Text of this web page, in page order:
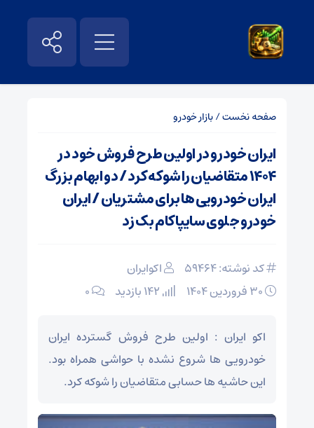
صفحه نخست/بازار خودرو
ایران خودرو در اولین طرح فروش خود در
۱۴۰۴ متقاضیان را شوکه کرد / دو ابهام بزرگ
ایران خودرویی ها برای مشتریان / ایران
خودرو جلوی سایپا کام بک زد
کد نوشته: 59464
اکوایران
۰
اکو ایران : اولین طرح فروش گسترده ایران
خودرویی ها شروع نشده با حواشی همراه بود.
این حاشیه ها حسابی متقاضیان را شوکه کرد.